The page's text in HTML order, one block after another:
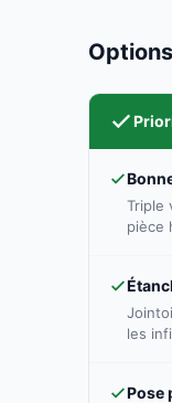
Triple
pièce
les
Pose